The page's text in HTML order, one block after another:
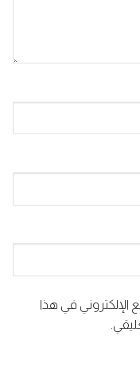
الإلكتروني في هذا